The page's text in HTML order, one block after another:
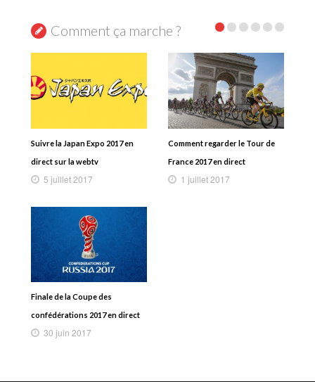
Comment ça marche ?
Suivre la Japan Expo 2017 en
direct sur la webtv
5 juillet 2017
Comment regarder le Tour de
France 2017 en direct
1 juillet 2017
Finale de la Coupe des
confédérations 2017 en direct
30 juin 2017